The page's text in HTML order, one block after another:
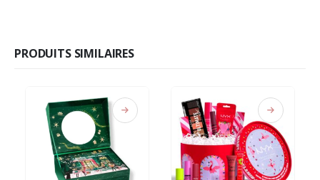
PRODUITS SIMILAIRES